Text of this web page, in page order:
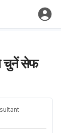
चुनें सेफ